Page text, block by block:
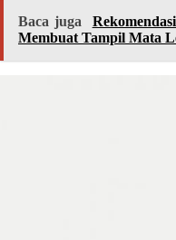
Baca juga
Membuat Tampil Mata